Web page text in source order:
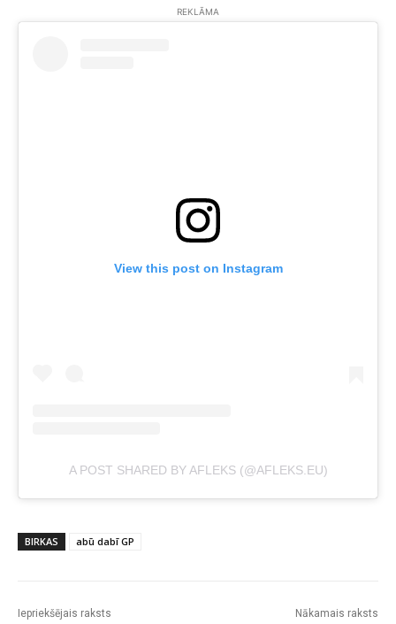
REKLĀMA
View this post on Instagram
A POST SHARED BY AFLEKS (@AFLEKS.EU)
BIRKAS abū dabī GP
Iepriekšējais raksts Nākamais raksts